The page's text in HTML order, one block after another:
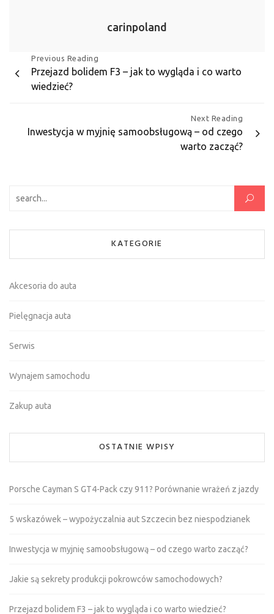
carinpoland
Nawigacja
wpisu
Previous Reading
Przejazd bolidem F3 – jak to wygląda i co warto
wiedzieć?
Next Reading
Inwestycja w myjnię samoobsługową – od czego
warto zacząć?
Szukaj:
KATEGORIE
Akcesoria do auta
Pielęgnacja auta
Serwis
Wynajem samochodu
Zakup auta
OSTATNIE WPISY
Porsche Cayman S GT4-Pack czy 911? Porównanie wrażeń z jazdy
5 wskazówek – wypożyczalnia aut Szczecin bez niespodzianek
Inwestycja w myjnię samoobsługową – od czego warto zacząć?
Jakie są sekrety produkcji pokrowców samochodowych?
Przejazd bolidem F3 – jak to wygląda i co warto wiedzieć?